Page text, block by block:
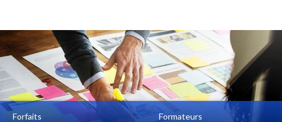
Forfaits Formateurs